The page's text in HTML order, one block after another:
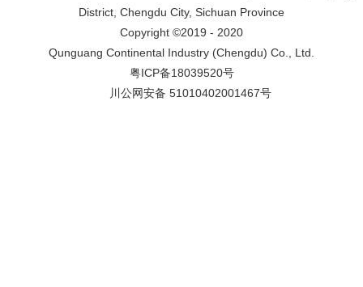
District, Chengdu City, Sichuan Province
Copyright ©2019 - 2020
Qunguang Continental Industry (Chengdu) Co., Ltd.
粤ICP备18039520号
川公网安备 51010402001467号